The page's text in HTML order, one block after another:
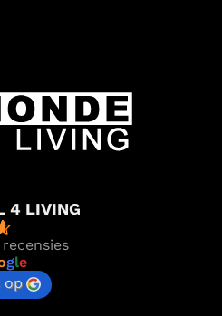
4 LIVING
gle
op